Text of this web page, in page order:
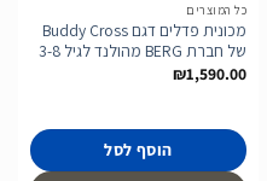
כל המוצרים
מכונית פדלים דגם Buddy Cross
של חברת BERG מהולנד לגיל 3-8
₪1,590.00
הוסף לסל